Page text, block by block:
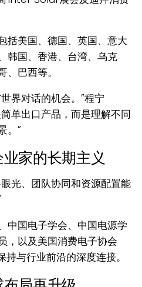
括美国、德国、英国、意大
韩国、香港、台湾、乌克
巴西等。
界对话的机会。”程宁
单出口产品，而是理解不同
。”
家的长期主义
光、团队协同和资源配置能
中国电子学会、中国电源学
，以及美国消费电子协会
持与行业前沿的深度连接。